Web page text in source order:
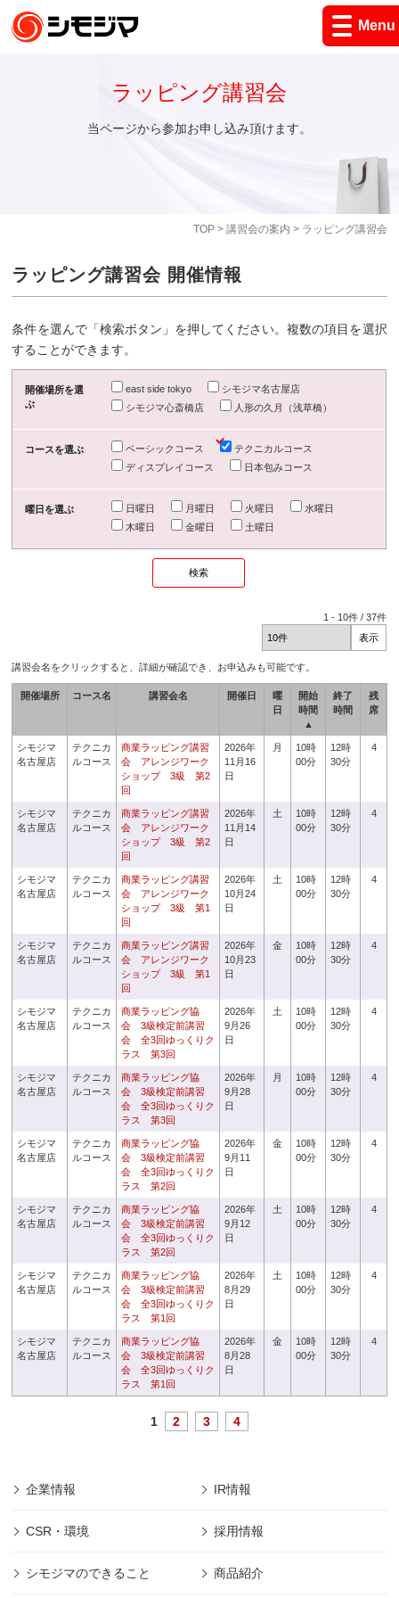
Menu
TOP> 講習会の案内 > ラッピング講習会
ラッピング講習会
当ページから参加お申し込み頂けます。
ラッピング講習会 開催情報
条件を選んで「検索ボタン」を押してください。複数の項目を選択
することができます。
開催場所を選
ぶ
east side tokyo
シモジマ名古屋店
シモジマ心斎橋店
人形の久月（浅草橋）
コースを選ぶ ベーシックコース
テクニカルコース
ディスプレイコース
日本包みコース
曜日を選ぶ 日曜日 月曜日 火曜日
水曜日
木曜日
金曜日 土曜日
1 - 10件 /37件
講習会名をクリックすると、詳細が確認でき、お申込みも可能です。
開催場所 コース名 講習会名 開催日
曜
日
開始
時間
▲
終了
時間
残
席
シモジマ
名古屋店
テクニカ
ルコース
商業ラッピング講習
会 アレンジワーク
ショップ 3級 第2
回
2026年
11月16
日
月
10時
00分
12時
30分
4
シモジマ
名古屋店
テクニカ
ルコース
商業ラッピング講習
会 アレンジワーク
ショップ 3級 第2
回
2026年
11月14
日
土
10時
00分
12時
30分
4
シモジマ
名古屋店
テクニカ
ルコース
商業ラッピング講習
会 アレンジワーク
ショップ 3級 第1
回
2026年
10月24
日
土
10時
00分
12時
30分
4
シモジマ
名古屋店
テクニカ
ルコース
商業ラッピング講習
会 アレンジワーク
ショップ 3級 第1
回
2026年
10月23
日
金
10時
00分
12時
30分
4
シモジマ
名古屋店
テクニカ
ルコース
商業ラッピング協
会 3級検定前講習
会 全3回ゆっくりク
ラス 第3回
2026年
9月26
日
土
10時
00分
12時
30分
4
シモジマ
名古屋店
テクニカ
ルコース
商業ラッピング協
会 3級検定前講習
会 全3回ゆっくりク
ラス 第3回
2026年
9月28
日
月
10時
00分
12時
30分
4
シモジマ
名古屋店
テクニカ
ルコース
商業ラッピング協
会 3級検定前講習
会 全3回ゆっくりク
ラス 第2回
2026年
9月11
日
金
10時
00分
12時
30分
4
シモジマ
名古屋店
テクニカ
ルコース
商業ラッピング協
会 3級検定前講習
会 全3回ゆっくりク
ラス 第2回
2026年
9月12
日
土
10時
00分
12時
30分
4
シモジマ
名古屋店
テクニカ
ルコース
商業ラッピング協
会 3級検定前講習
会 全3回ゆっくりク
ラス 第1回
2026年
8月29
日
土
10時
00分
12時
30分
4
シモジマ
名古屋店
テクニカ
ルコース
商業ラッピング協
会 3級検定前講習
会 全3回ゆっくりク
ラス 第1回
2026年
8月28
日
金
10時
00分
12時
30分
4
1 2 3 4
企業情報 IR情報
CSR・環境 採用情報
シモジマのできること 商品紹介